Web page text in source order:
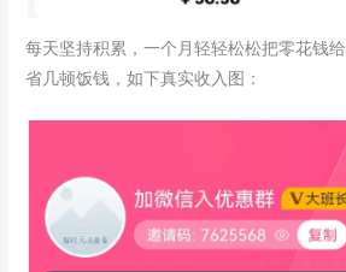
每天坚持积累，一个月轻轻松松把零花钱
省几顿饭钱，如下真实收入图：